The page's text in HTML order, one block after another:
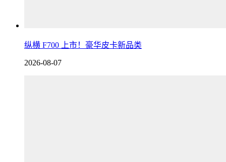
纵横 F700 上市！豪华皮卡新品类
2026-08-07